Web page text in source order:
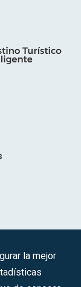
Innovación y las
la mejor